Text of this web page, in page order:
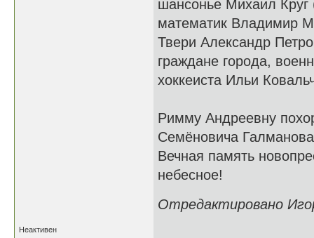
шансонье Михаил
математик Владимир
Твери Александр
граждане города,
хоккеиста Ильи
Римму Андреевну
Семёновича
Вечная память
небесное!
Отредактировано
Неактивен